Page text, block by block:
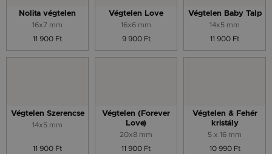
Nolita végtelen
16x7 mm
11 900 Ft
Végtelen Love
16x6 mm
9 900 Ft
Végtelen Baby Talp
14x5 mm
11 900 Ft
Végtelen Szerencse
14x5 mm
11 900 Ft
Végtelen (Forever
Love)
20x8 mm
11 900 Ft
Végtelen & Fehér
kristály
5 x 16 mm
10 990 Ft